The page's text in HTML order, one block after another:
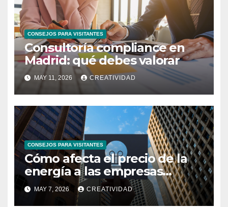
CONSEJOS PARA VISITANTES
Consultoría compliance en
Madrid: qué debes valorar
MAY 11, 2026 CREATIVIDAD
CONSEJOS PARA VISITANTES
Cómo afecta el precio de la
energía a las empresas
españolas
MAY 7, 2026 CREATIVIDAD